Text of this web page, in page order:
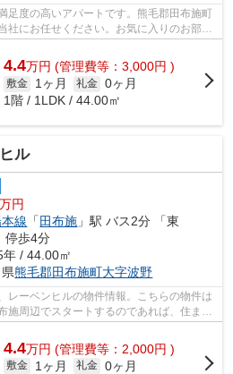
足度の高いアパートです。熊毛郡田布施町
社にお任せください。お気に入りのお部屋
4.4万円 (管理費等：3,000円 )
敷金 1ヶ月 礼金 0ヶ月
1階 / 1LDK / 44.00㎡
ル
万円
線 「 田布施 」駅 バス2分 「東
停歩4分
年 / 44.00㎡
県熊毛郡田布施町大字波野
レーベンヒルの物件情報。こちらの物件は
施周辺でスタートするのであれば、住まい
社で...
4.4万円 (管理費等：2,000円 )
敷金 1ヶ月 礼金 0ヶ月